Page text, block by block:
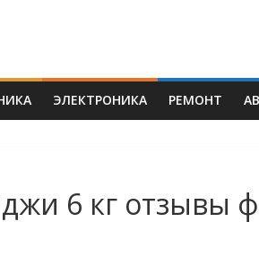
ЭЛЕКТРОНИКА РЕМОНТ
6 кг отзывы